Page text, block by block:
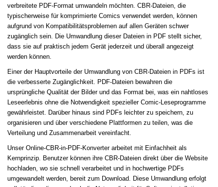
verbreitete PDF-Format umwandeln möchten. CBR-Dateien, die
typischerweise für komprimierte Comics verwendet werden, können
aufgrund von Kompatibilitätsproblemen auf allen Geräten schwer
zugänglich sein. Die Umwandlung dieser Dateien in PDF stellt sicher,
dass sie auf praktisch jedem Gerät jederzeit und überall angezeigt
werden können.
Einer der Hauptvorteile der Umwandlung von CBR-Dateien in PDFs ist
die verbesserte Zugänglichkeit. PDF-Dateien bewahren die
ursprüngliche Qualität der Bilder und das Format bei, was ein nahtloses
Leseerlebnis ohne die Notwendigkeit spezieller Comic-Leseprogramme
gewährleistet. Darüber hinaus sind PDFs leichter zu speichern, zu
organisieren und über verschiedene Plattformen zu teilen, was die
Verteilung und Zusammenarbeit vereinfacht.
Unser Online-CBR-in-PDF-Konverter arbeitet mit Einfachheit als
Kernprinzip. Benutzer können ihre CBR-Dateien direkt über die Website
hochladen, wo sie schnell verarbeitet und in hochwertige PDFs
umgewandelt werden, bereit zum Download. Diese Umwandlung erfolgt